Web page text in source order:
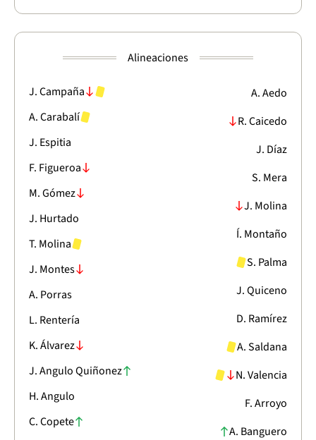
Alineaciones
J. Campaña
A. Carabalí
J. Espitia
F. Figueroa
M. Gómez
J. Hurtado
T. Molina
J. Montes
A. Porras
L. Rentería
K. Álvarez
J. Angulo Quiñonez
H. Angulo
C. Copete
A. Aedo
R. Caicedo
J. Díaz
S. Mera
J. Molina
Í. Montaño
S. Palma
J. Quiceno
D. Ramírez
A. Saldana
N. Valencia
F. Arroyo
A. Banguero